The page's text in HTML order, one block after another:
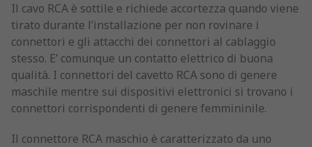
Il cavo RCA è sottile e richiede accortezza quando viene
tirato durante l’installazione per non rovinare i
connettori e gli attacchi dei connettori al cablaggio
stesso. E’ comunque un contatto elettrico di buona
qualità. I connettori del cavetto RCA sono di genere
maschile mentre sui dispositivi elettronici si trovano i
connettori corrispondenti di genere femmininile.
Il connettore RCA maschio è caratterizzato da uno